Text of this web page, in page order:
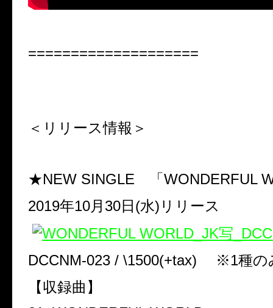
====================
＜リリース情報＞
★NEW SINGLE 「 WONDERFUL
2019年10月 30日 (水) リリース
DCCNM-023 / \1500(+tax) ※1種の
【収録曲】